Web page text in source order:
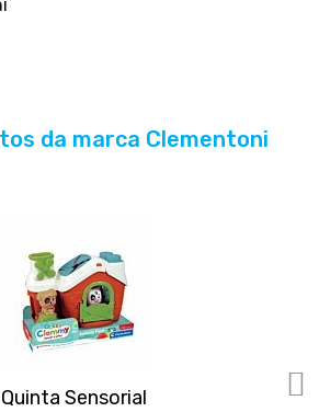
da marca Clementoni
Quinta Sensorial